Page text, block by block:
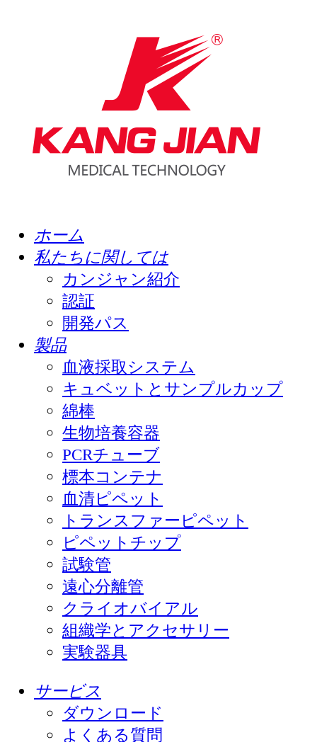
ホーム
私たちに関しては
カンジャン紹介
認証
開発パス
製品
血液採取システム
キュベットとサンプルカップ
綿棒
生物培養容器
PCRチューブ
標本コンテナ
血清ピペット
トランスファーピペット
ピペットチップ
試験管
遠心分離管
クライオバイアル
組織学とアクセサリー
実験器具
サービス
ダウンロード
よくある質問